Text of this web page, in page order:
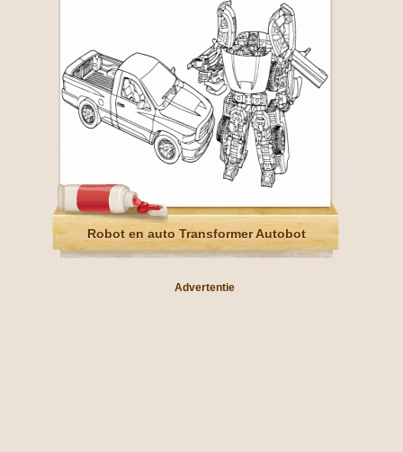
Robot en auto Transformer Autobot
Advertentie